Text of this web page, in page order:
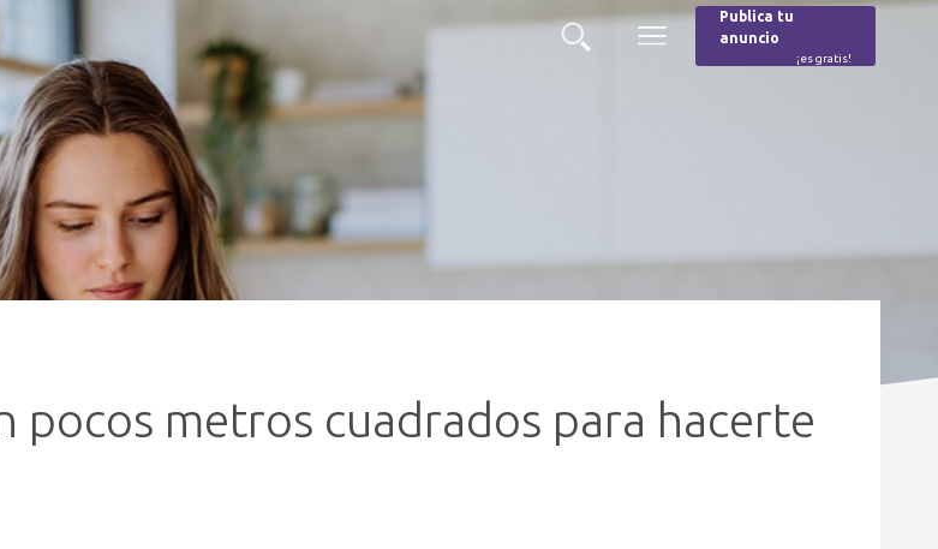
Buscar
Menú
Publica tu
anuncio
¡es gratis!
metros cuadrados para hacerte